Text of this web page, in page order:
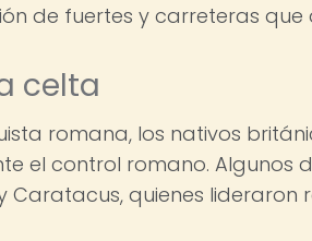
de fuertes y carreteras que
celta
romana, los nativos
el control romano. Algunos
Caratacus, quienes